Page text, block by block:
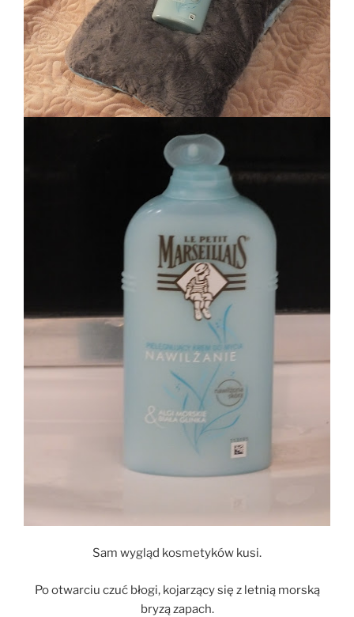
Sam wygląd kosmetyków kusi.
Po otwarciu czuć błogi, kojarzący się z letnią morską
bryzą zapach.